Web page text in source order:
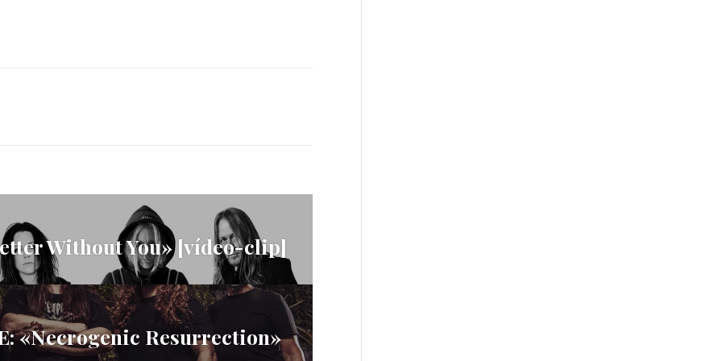
Without You» [vídeo-clip]
«Necrogenic Resurrection»